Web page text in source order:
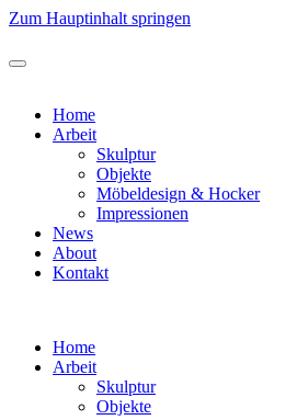
Zum Hauptinhalt springen
Home
Arbeit
Skulptur
Objekte
Möbeldesign & Hocker
Impressionen
News
About
Kontakt
Home
Arbeit
Skulptur
Objekte